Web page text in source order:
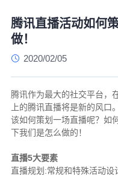
腾讯直播活动如何
做！
2020/02/05
腾讯作为最大的社交平台，
上的腾讯直播将是新的风
该如何策划一场直播呢？如
下我们是怎么做的！
直播5大要素
直播规划:常规和特殊活动设